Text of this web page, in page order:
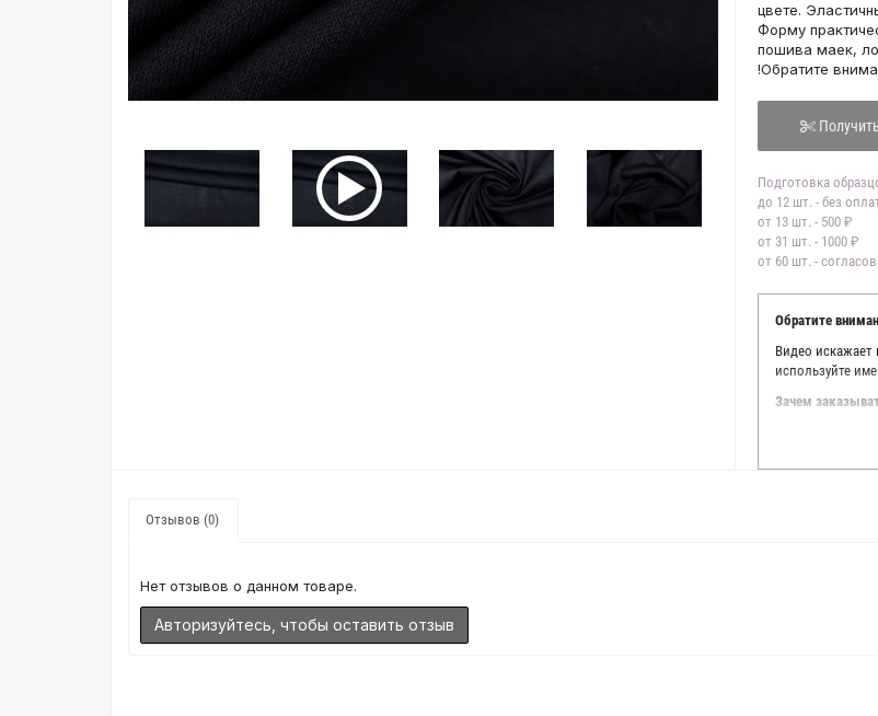
цвете.
Форму
пошива маек,
!Обратите
Подготовка
до 12 шт. - без
от 13 шт. - 500 ₽
от 31 шт. - 1000 ₽
от 60 шт. -
Обратите
Видео искажает
используйте
Зачем
Мы делаем все
Мы
находить
Отзывов (0)
Нет отзывов о данном товаре.
Авторизуйтесь, чтобы оставить отзыв